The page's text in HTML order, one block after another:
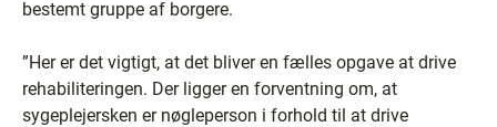
bestemt gruppe af borgere.
”Her er det vigtigt, at det bliver en fælles opgave at drive
rehabiliteringen. Der ligger en forventning om, at
sygeplejersken er nøgleperson i forhold til at drive